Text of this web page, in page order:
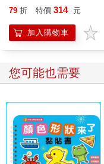
79 折 特價 314 元
加入購物車
您可能也需要